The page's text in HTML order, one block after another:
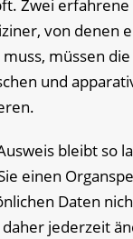
Zwei
von denen
müssen die
und
bleibt so
einen
Daten
jederzeit